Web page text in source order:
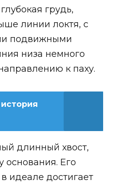
грудь,
линии локтя, с
подвижными
низа немного
к паху.
длинный хвост,
Его
идеале достигает